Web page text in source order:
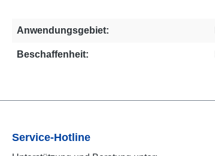
Anwendungsgebiet:
Beschaffenheit:
Service-Hotline